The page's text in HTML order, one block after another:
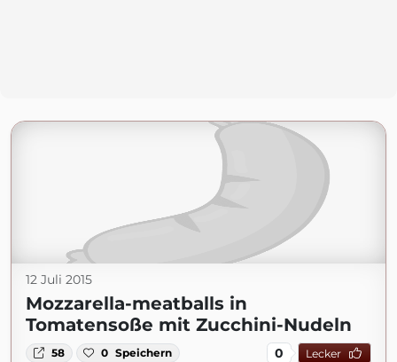
12 Juli 2015
Mozzarella-meatballs in
Tomatensoße mit Zucchini-Nudeln
58 0 Speichern 0 Lecker